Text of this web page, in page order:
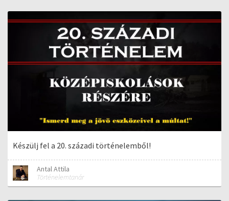
Készülj fel a 20. századi történelemből!
Antal Attila
Történelemtanár